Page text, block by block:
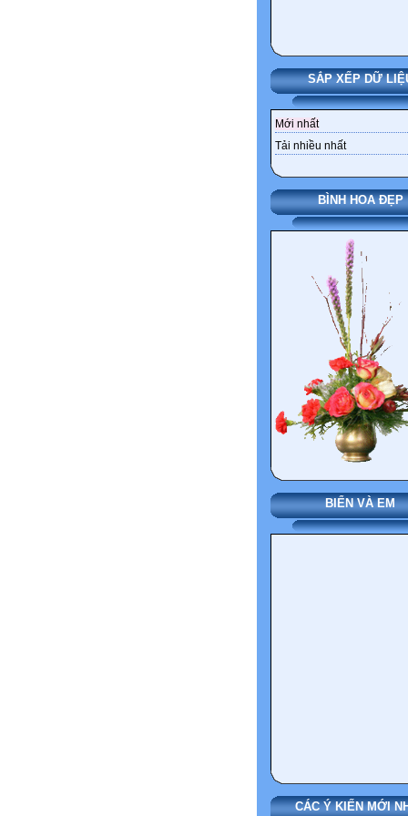
SẮP XẾP DỮ
Mới nhất
Tải nhiều nhất
BÌNH HOA ĐẸP
BIỂN VÀ EM
CÁC Ý KIẾN MỚI